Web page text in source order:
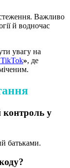
Важливо
й водночас
увагу на
TikTok», де
у
батьками.